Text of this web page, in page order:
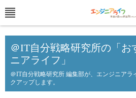
＠IT自分戦略研究所の「お
ニアライフ」
＠IT自分戦略研究所 編集部が、エンジニアラ
クアップします。